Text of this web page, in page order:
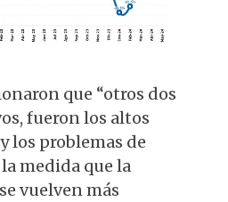
que “otros dos
fueron los altos
los problemas de
medida que la
vuelven más